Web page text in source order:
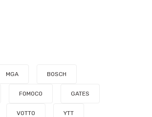
MGA BOSCH
FOMOCO GATES
VOTTO YTT